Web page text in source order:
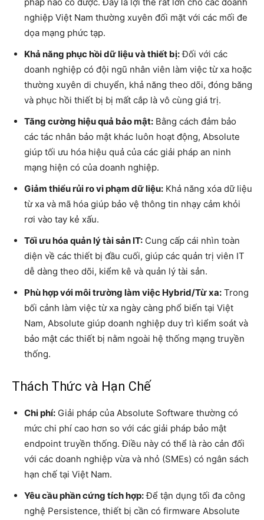
nghiệp Việt Nam thường xuyên đối mặt với các mối đe
dọa mạng phức tạp.
Khả năng phục hồi dữ liệu và thiết bị:Đối với các
doanh nghiệp có đội ngũ nhân viên làm việc từ xa hoặc
thường xuyên di chuyển, khả năng theo dõi, đóng băng
và phục hồi thiết bị bị mất cắp là vô cùng giá trị.
Tăng cường hiệu quả bảo mật: Bằng cách đảm bảo
các tác nhân bảo mật khác luôn hoạt động, Absolute
giúp tối ưu hóa hiệu quả của các giải pháp an ninh
mạng hiện có của doanh nghiệp.
Giảm thiểu rủi ro vi phạm dữ liệu: Khả năng xóa dữ liệu
từ xa và mã hóa giúp bảo vệ thông tin nhạy cảm khỏi
rơi vào tay kẻ xấu.
Tối ưu hóa quản lý tài sản IT: Cung cấp cái nhìn toàn
diện về các thiết bị đầu cuối, giúp các quản trị viên IT
dễ dàng theo dõi, kiểm kê và quản lý tài sản.
Phù hợp với môi trường làm việc Hybrid/Từ xa: Trong
bối cảnh làm việc từ xa ngày càng phổ biến tại Việt
Nam, Absolute giúp doanh nghiệp duy trì kiểm soát và
bảo mật các thiết bị nằm ngoài hệ thống mạng truyền
thống.
Thách Thức và Hạn Chế
Chi phí: Giải pháp của Absolute Software thường có
mức chi phí cao hơn so với các giải pháp bảo mật
endpoint truyền thống. Điều này có thể là rào cản đối
với các doanh nghiệp vừa và nhỏ (SMEs) có ngân sách
hạn chế tại Việt Nam.
Yêu cầu phần cứng tích hợp:Để tận dụng tối đa công
nghệ Persistence, thiết bị cần có firmware Absolute